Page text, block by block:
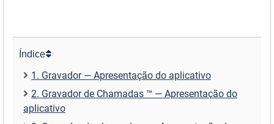
Índice
1. Gravador — Apresentação do aplicativo
2. Gravador de Chamadas ™ — Apresentação do
aplicativo